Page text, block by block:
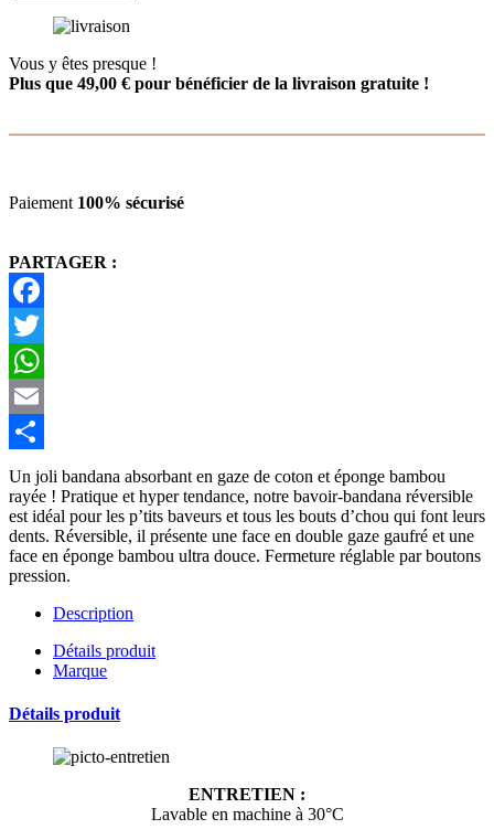
Vous y êtes presque !
Plus que 49,00 € pour bénéficier de la livraison gratuite !
Paiement 100% sécurisé
PARTAGER :
Facebook
Twitter
WhatsApp
Email
Partager
Un joli bandana absorbant en gaze de coton et éponge bambou
rayée ! Pratique et hyper tendance, notre bavoir-bandana réversible
est idéal pour les p’tits baveurs et tous les bouts d’chou qui font leurs
dents. Réversible, il présente une face en double gaze gaufré et une
face en éponge bambou ultra douce. Fermeture réglable par boutons
pression.
Description
Détails produit
Marque
Détails produit
ENTRETIEN :
Lavable en machine à 30°C